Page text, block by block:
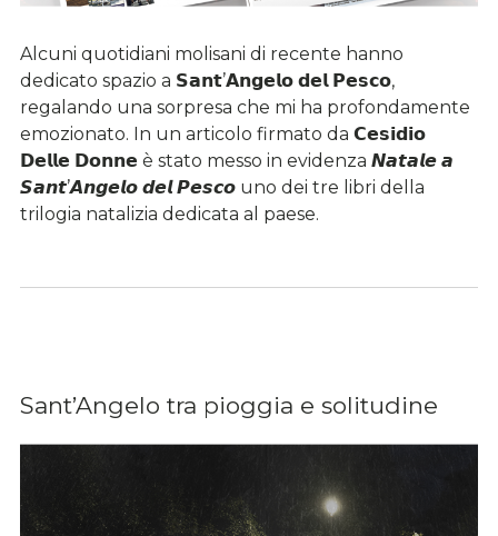
Alcuni quotidiani molisani di recente hanno
dedicato spazio a 𝗦𝗮𝗻𝘁’𝗔𝗻𝗴𝗲𝗹𝗼 𝗱𝗲𝗹 𝗣𝗲𝘀𝗰𝗼,
regalando una sorpresa che mi ha profondamente
emozionato. In un articolo firmato da 𝗖𝗲𝘀𝗶𝗱𝗶𝗼
𝗗𝗲𝗹𝗹𝗲 𝗗𝗼𝗻𝗻𝗲 è stato messo in evidenza 𝙉𝙖𝙩𝙖𝙡𝙚 𝙖
𝙎𝙖𝙣𝙩’𝘼𝙣𝙜𝙚𝙡𝙤 𝙙𝙚𝙡 𝙋𝙚𝙨𝙘𝙤 uno dei tre libri della
trilogia natalizia dedicata al paese.
Sant’Angelo tra pioggia e solitudine